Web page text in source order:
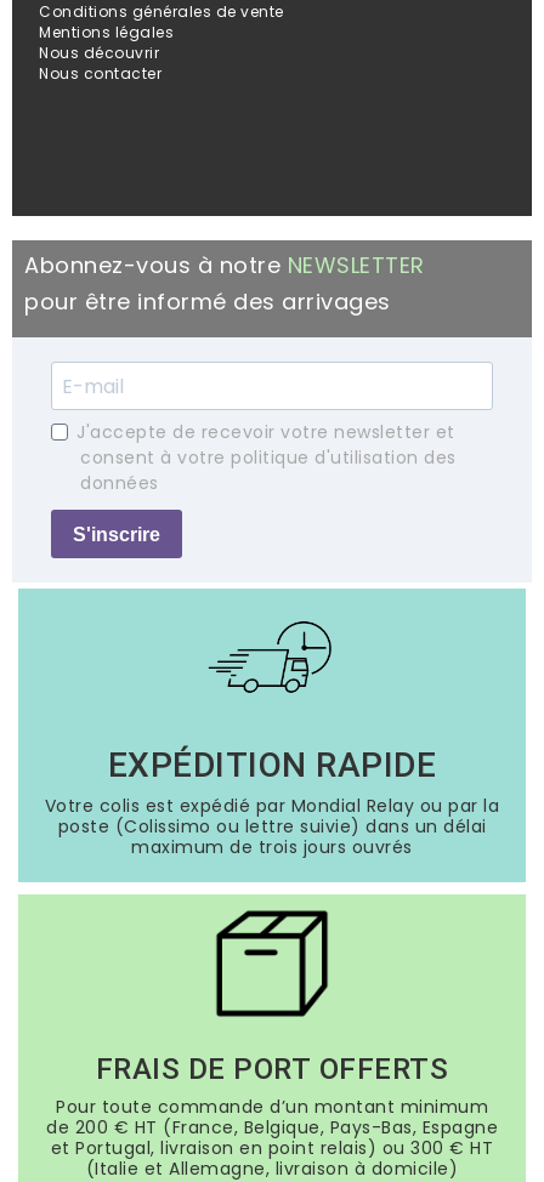
Conditions générales de vente
Mentions légales
Nous découvrir
Nous contacter
Abonnez-vous à notre NEWSLETTER
pour être informé des arrivages
J'accepte de recevoir votre newsletter et
consent à votre politique d'utilisation des
données
S'inscrire
EXPÉDITION RAPIDE
Votre colis est expédié par Mondial Relay ou par la
poste (Colissimo ou lettre suivie) dans un délai
maximum de trois jours ouvrés
FRAIS DE PORT OFFERTS
Pour toute commande d’un montant minimum
de 200 € HT (France, Belgique, Pays-Bas, Espagne
et Portugal, livraison en point relais) ou 300 € HT
(Italie et Allemagne, livraison à domicile)